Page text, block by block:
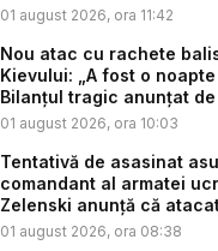
01 august 2026, ora 11:42
Nou atac cu rachete
Kievului: „A fost o noapte
Bilanțul tragic anunțat
Klits...
01 august 2026, ora 10:03
Tentativă de asasinat
comandant al armatei
Zelenski anunță că
01 august 2026, ora 08:38